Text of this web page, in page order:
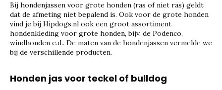
Bij hondenjassen voor grote honden (ras of niet ras) geldt
dat de afmeting niet bepalend is. Ook voor de grote honden
vind je bij Hipdogs.nl ook een groot assortiment
hondenkleding voor grote honden, bijv. de Podenco,
windhonden e.d.. De maten van de hondenjassen vermelde we
bij de verschillende producten.
Honden jas voor teckel of bulldog